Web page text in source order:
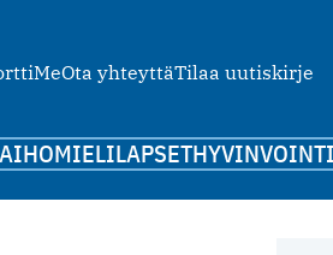
MeOta yhteyttäTilaa uutiskirje
IHOMIELILAPSETHYVINVOINTI